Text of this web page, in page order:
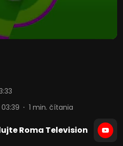
1 min. čítania
Roma Television